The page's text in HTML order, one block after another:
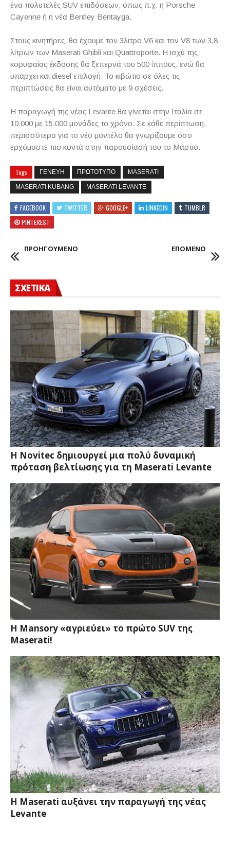
ένα πολυτελές SUV επιδόσεων, όπως π.χ. η Porsche
Cayenne ή η νέα Bentley Bentayga.
Στους κινητήρες, θα έχουμε τον 3λιτρο V6 και τον V8 των 3,8
λίτρων των Maserati Ghibli και Quattroporte. Η ισχύ της
κορυφαίας έκδοσης θα ξεπερνά του 500 ίππους, ενώ θα
υπάρχει και diesel επιλογή. Το κιβώτιο σε όλες τις
περιπτώσεις θα είναι αυτόματο με 9 σχέσεις.
Η παραγωγή της νέας Levante θα γίνεται στην Ιταλία σε
10.000 με 15.000 μονάδες το χρόνο. Σε κάθε περίπτωση,
περισσότερα για το νέο μοντέλο θα γνωρίζουμε όσο
ερχόμαστε πιο κοντά στην παρουσίασή του το Μάρτιο.
Tags ΓΕΝΕΥΗ ΠΡΩΤΟΤΥΠΟ MASERATI
MASERATI KUBANG MASERATI LEVANTE
FACEBOOK TWITTER GOOGLE+ LINKEDIN
TUMBLR
PINTEREST
ΠΡΟΗΓΟΥΜΕΝΟ ΕΠΟΜΕΝΟ
ΣΧΕΤΙΚΑ
Η Novitec δημιουργεί μια πολύ δυναμική
πρόταση βελτίωσης για τη Maserati Levante
Η Mansory «αγριεύει» το πρώτο SUV της
Maserati!
Η Maserati αυξάνει την παραγωγή της νέας
Levante